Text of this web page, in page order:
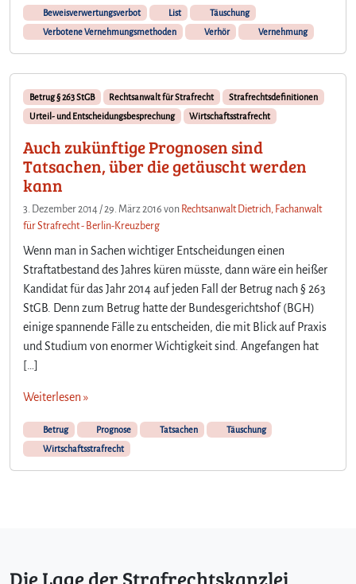
f
d
ä
u
c
h
g
R
h
m
e
n
e
V
Beweisverwertungsverbot List
Täuschung
Verbotene Vernehmungsmethoden
Verhör Vernehmung
Betrug § 263 StGB Rechtsanwalt für Strafrecht
Strafrechtsdefinitionen
Urteil- und Entscheidungsbesprechung
Wirtschaftsstrafrecht
Auch zukünftige Prognosen sind
Tatsachen, über die getäuscht werden
kann
3. Dezember 2014 /29. März 2016 von Rechtsanwalt Dietrich, Fachanwalt
für Strafrecht - Berlin-Kreuzberg
Wenn man in Sachen wichtiger Entscheidungen einen
Straftatbestand des Jahres küren müsste, dann wäre ein heißer
Kandidat für das Jahr 2014 auf jeden Fall der Betrug nach § 263
StGB. Denn zum Betrug hatte der Bundesgerichtshof (BGH)
einige spannende Fälle zu entscheiden, die mit Blick auf Praxis
und Studium von enormer Wichtigkeit sind. Angefangen hat
[…]
Weiterlesen »
Betrug Prognose Tatsachen
Täuschung
Wirtschaftsstrafrecht
Die Lage der Strafrechtskanzlei